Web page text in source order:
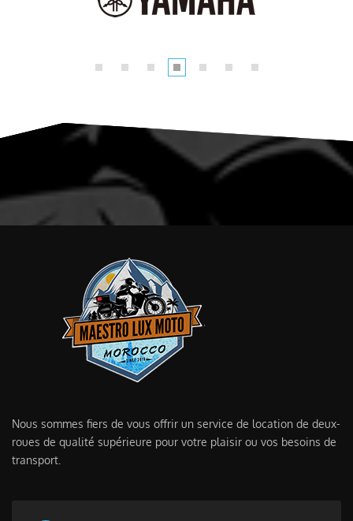
Nous sommes fiers de vous offrir un service de location de deux-
roues de qualité supérieure pour votre plaisir ou vos besoins de
transport.